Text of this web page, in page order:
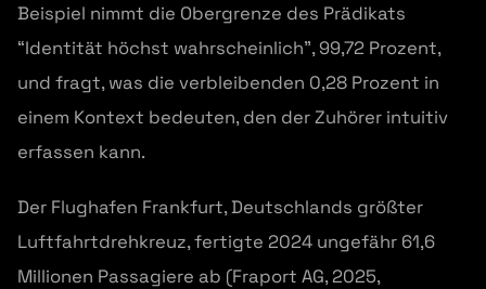
Beispiel nimmt die Obergrenze des Prädikats
“Identität höchst wahrscheinlich”, 99,72 Prozent,
und fragt, was die verbleibenden 0,28 Prozent in
einem Kontext bedeuten, den der Zuhörer intuitiv
erfassen kann.
Der Flughafen Frankfurt, Deutschlands größter
Luftfahrtdrehkreuz, fertigte 2024 ungefähr 61,6
Millionen Passagiere ab (Fraport AG, 2025,